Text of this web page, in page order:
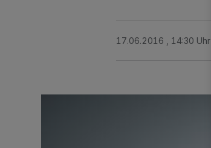
17.06.2016 , 14:30 Uhr